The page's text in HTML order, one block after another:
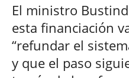
El ministro
esta financiación
“refundar el
y que el paso